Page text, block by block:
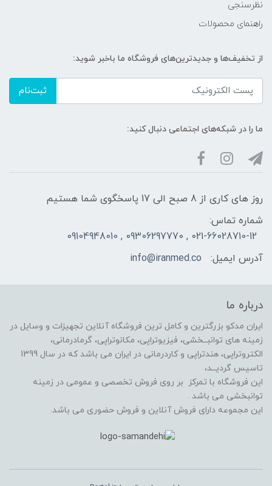
نظرسنجی
راهنمای محصولات
از تخفیف‌ها و جدیدترین‌های فروشگاه ما باخبر شوید:
ثبت‌نام
ما را در شبکه‌های اجتماعی دنبال کنید:
روز های کاری از 8 صبح الی 17 پاسخگوی شما هستیم
شماره تماس:
021-66028710-12 , 09306297770 , 09104948010
آدرس ایمیل:
info@iranmed.co
درباره ما
ایران مدکو بزرگترین و کامل ترین فروشگاه آنلاین تجهیزات و وسایل در
زمینه های توانبــخشی، فیزیوتراپی، مکانوتراپی، گرمادرمانی،
الکتروتراپی، هندتراپی و کاردرمانی در ایران می باشد که در سال 1399
تاسیس گردیــد،
این فروشگاه با تمرکز بر روی فروش تخصصی و عمومی در زمینه
توانبخشی می باشد .
این مجموعه دارای فروش آنلاین و فروش حضوری می باشد.